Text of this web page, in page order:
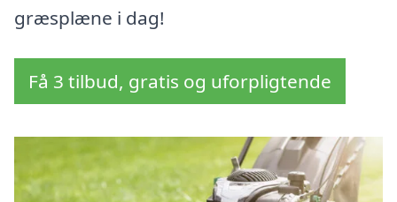
græsplæne i dag!
Få 3 tilbud, gratis og uforpligtende